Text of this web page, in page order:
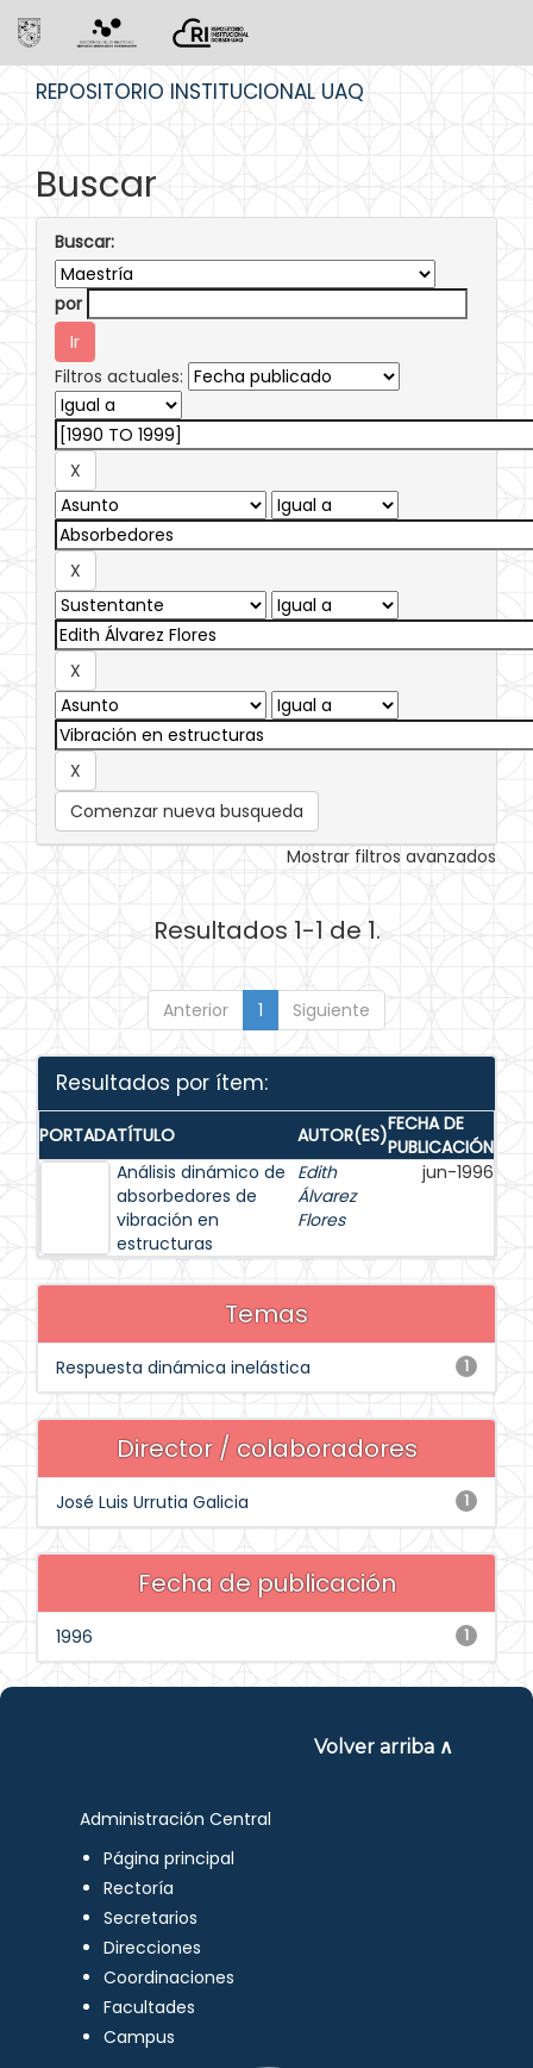
REPOSITORIO INSTITUCIONAL UAQ
Buscar
Buscar:
por
Filtros actuales:
Comenzar nueva busqueda
Mostrar filtros avanzados
Resultados 1-1 de 1.
Anterior 1 Siguiente
Resultados por ítem:
PORTADATÍTULO AUTOR(ES)FECHA DE
PUBLICACIÓN
Análisis dinámico de
absorbedores de
vibración en
estructuras
Edith
Álvarez
Flores
jun-1996
Temas
1
Respuesta dinámica inelástica
Director / colaboradores
1
José Luis Urrutia Galicia
Fecha de publicación
1
1996
Volver arriba ∧
Administración Central
Página principal
Rectoría
Secretarios
Direcciones
Coordinaciones
Facultades
Campus